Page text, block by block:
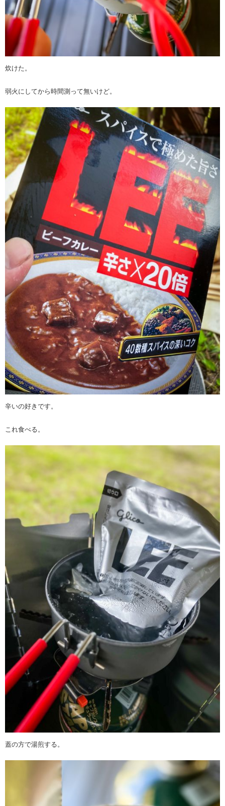
炊けた。
弱火にしてから時間測って無いけど。
辛いの好きです。
これ食べる。
蓋の方で湯煎する。